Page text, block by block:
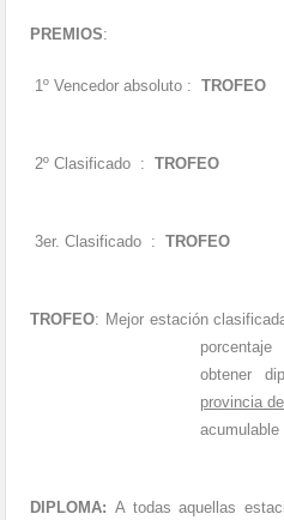
PREMIOS:
1ºVencedor absoluto : TROFEO
2º Clasificado : TROFEO
3er. Clasificado : TROFEO
TROFEO: Mejor estación
obtener
provincia
DIPLOMA: A todas aquellas